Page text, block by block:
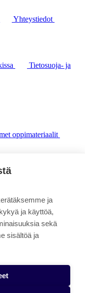
Yhteystiedot
Tietosuoja- ja
oppimateriaalit
ja
ja käyttöä,
sekä
sisältöä ja